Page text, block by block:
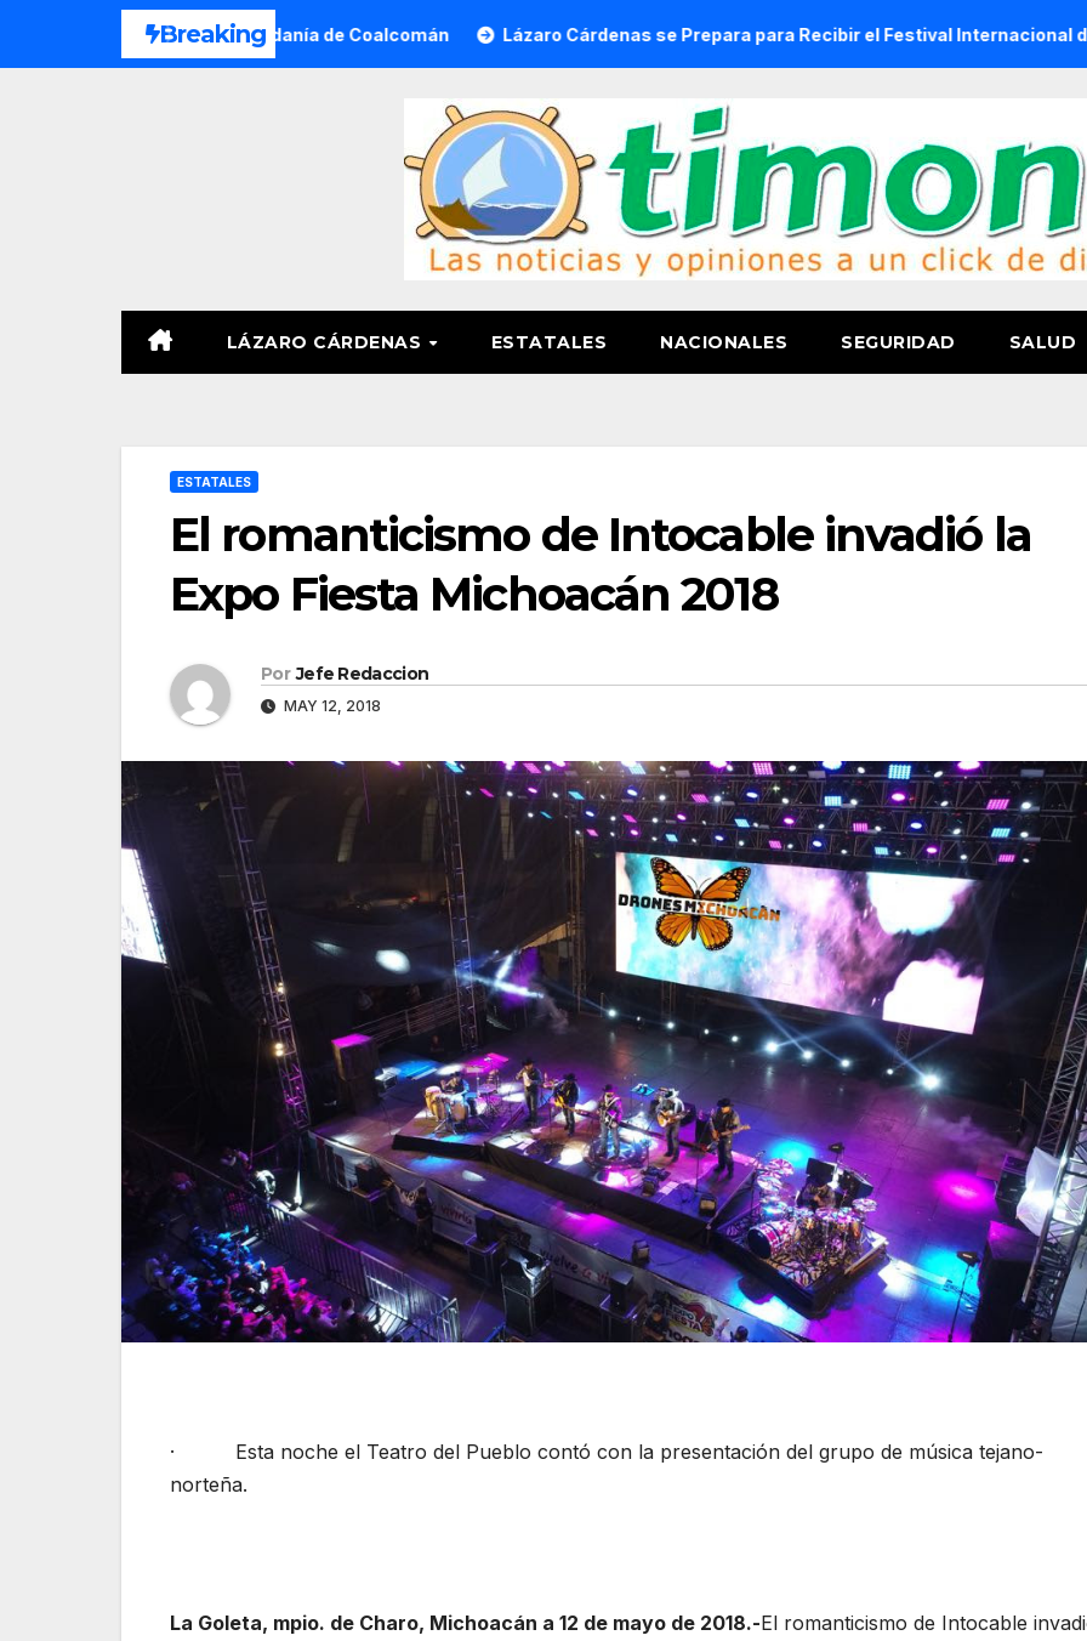
Breaking
y Ciudadanía de Coalcomán Lázaro Cárdenas se Prepara para Recibir el Festival Internacional de la Cerveza
LÁZARO CÁRDENAS ESTATALES NACIONALES SEGURIDAD SALUD
ESTATALES
El romanticismo de Intocable invadió la
Expo Fiesta Michoacán 2018
Por Jefe Redaccion
MAY 12, 2018
· Esta noche el Teatro del Pueblo contó con la presentación del grupo de música tejano-
norteña.
La Goleta, mpio. de Charo, Michoacán a 12 de mayo de 2018.-El romanticismo de Intocable